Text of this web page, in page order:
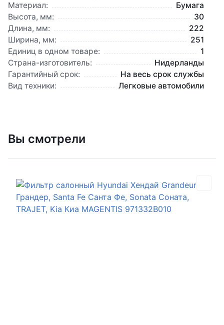
Материал:
Бумага
Высота, мм:
30
Длина, мм:
222
Ширина, мм:
251
Единиц в одном товаре:
1
Страна-изготовитель:
Нидерланды
Гарантийный срок:
На весь срок службы
Вид техники:
Легковые автомобили
Вы смотрели